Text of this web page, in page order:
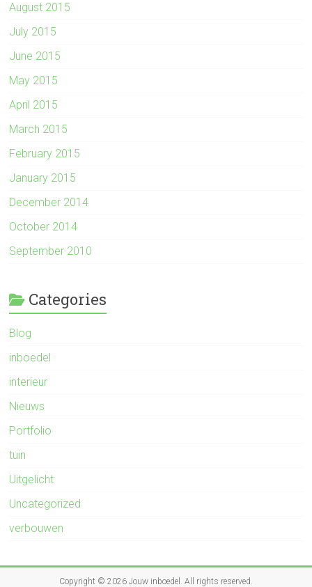
August 2015
July 2015
June 2015
May 2015
April 2015
March 2015
February 2015
January 2015
December 2014
October 2014
September 2010
Categories
Blog
inboedel
interieur
Nieuws
Portfolio
tuin
Uitgelicht
Uncategorized
verbouwen
Copyright © 2026 Jouw inboedel . All rights reserved.